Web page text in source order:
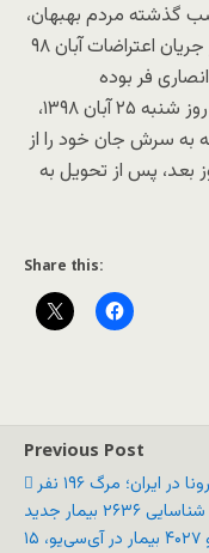
گذشته مردم بهبهان،
محل کشته شدن تعدادی از شهروندان در جریان اعتراضات آبان ۹۸
فر بوده
، یکی از جانباختگان روز شنبه ۲۵ آبان ۱۳۹۸،
به سرش جان خود را از
۲۷ ساله چند روز بعد، پس از تحویل به
Share this:
Previous Post
کرونا در ایران؛ مرگ ۱۹۶ نفر
دیگر، شناسایی ۲۶۳۶ بیمار جدید
و ۴۰۲۷ بیمار در آی‌سی‌یو، ۱۵